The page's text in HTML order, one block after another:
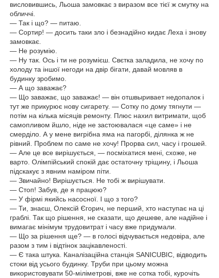
висловившись, Льоша замовкає з виразом все тієї ж смутку на
обличчі.
— Так і що? — питаю.
— Сортир! — досить таки зло і безнадійно кидає Леха і знову
замовкає.
— Не розумію.
— Ну так. Ось і ти не розумієш. Свєтка заладила, не хочу по
холоду та іншої негоди на двір бігати, давай мовляв в
будинку зробимо.
— А що заважає?
— Що заважає, що заважає! — він отшвыривает недопалок і
тут же прикурює нову сигарету. — Сотку по дому тягнути —
потім на кілька місяців ремонту. Плюс нахил витримати, щоб
самопливом йшло, ніде не застоювалася «це саме» і не
смерділо. А у мене вигрібна яма на пагорбі, ділянка ж не
рівний. Проблем по саме не хочу! Прорва сил, часу і грошей.
— Але це все вирішується, — посміхатися мені, схоже, не
варто. Олімпійський спокій дає остаточну тріщину, і Льоша
підскакує з явним наміром піти.
— Звичайно! Вирішується. Не тобі ж вирішувати.
— Стоп! Забув, де я працюю?
— У фірмі якийсь насосної. І що з того?
— Ти, знаєш, Олексій Єгорич, не перший, хто наступає на ці
граблі. Так що рішення, не сказати, що дешеве, але надійне і
вимагає мінімум трудовитрат і часу вже придумали.
— Що за рішення ще? — в голосі відчувається недовіра, але
разом з тим і відтінок зацікавленості.
— Є така штука. Каналізаційна станція SANICUBIC, відводить
стоки від усього будинку. Труби при цьому можна
використовувати 50-міліметрові, вже не сотка тобі, курочіть